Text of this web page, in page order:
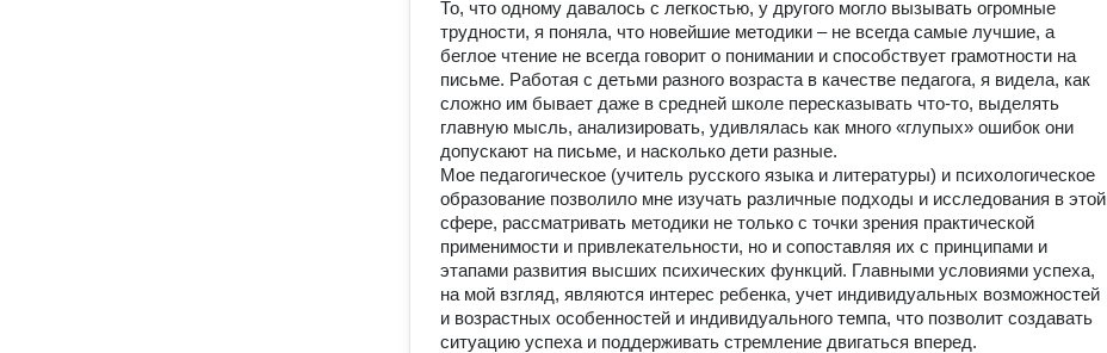
То, что одному давалось с легкостью, у другого могло вызывать огромные
трудности, я поняла, что новейшие методики – не всегда самые лучшие, а
беглое чтение не всегда говорит о понимании и способствует грамотности на
письме. Работая с детьми разного возраста в качестве педагога, я видела, как
сложно им бывает даже в средней школе пересказывать что-то, выделять
главную мысль, анализировать, удивлялась как много «глупых» ошибок они
допускают на письме, и насколько дети разные.
Мое педагогическое (учитель русского языка и литературы) и психологическое
образование позволило мне изучать различные подходы и исследования в этой
сфере, рассматривать методики не только с точки зрения практической
применимости и привлекательности, но и сопоставляя их с принципами и
этапами развития высших психических функций. Главными условиями успеха,
на мой взгляд, являются интерес ребенка, учет индивидуальных возможностей
и возрастных особенностей и индивидуального темпа, что позволит создавать
ситуацию успеха и поддерживать стремление двигаться вперед.